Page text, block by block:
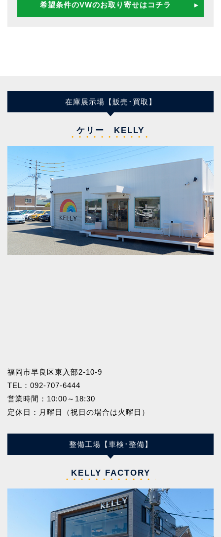
希望条件のVWのお取り寄せはコチラ
在庫展示場【販売･買取】
ケリー KELLY
福岡市早良区東入部2-10-9
TEL： 092-707-6444
営業時間：10:00～18:30
定休日：月曜日（祝日の場合は火曜日）
整備工場【車検･整備】
KELLY FACTORY